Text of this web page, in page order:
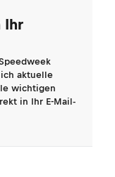
Ihr
aktuelle
wichtigen
in Ihr E-Mail-